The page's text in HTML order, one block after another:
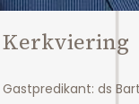
Kerkviering
Gastpredikant: ds